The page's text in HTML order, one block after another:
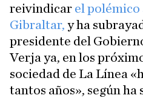
reivindicar el polémico
Gibraltar, y ha
presidente del
Verja ya, en los
sociedad de La Línea
tantos años», según ha